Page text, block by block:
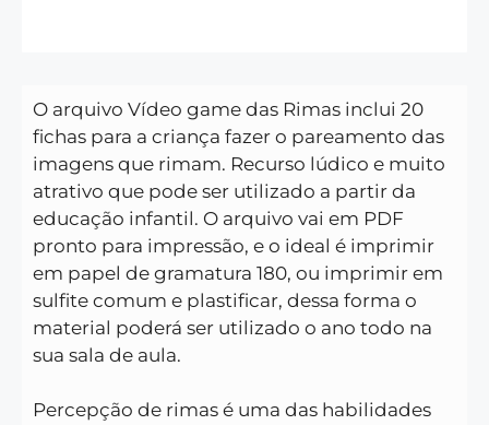
O arquivo Vídeo game das Rimas inclui 20
fichas para a criança fazer o pareamento das
imagens que rimam. Recurso lúdico e muito
atrativo que pode ser utilizado a partir da
educação infantil. O arquivo vai em PDF
pronto para impressão, e o ideal é imprimir
em papel de gramatura 180, ou imprimir em
sulfite comum e plastificar, dessa forma o
material poderá ser utilizado o ano todo na
sua sala de aula.
Percepção de rimas é uma das habilidades